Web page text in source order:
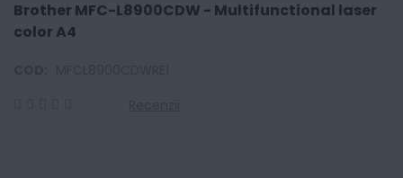
Brother MFC-L8900CDW - Multifunctional laser
color A4